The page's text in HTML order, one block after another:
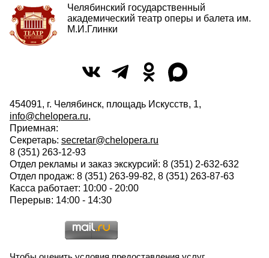
Челябинский государственный
академический театр оперы и балета им.
М.И.Глинки
454091, г. Челябинск, площадь Искусств, 1,
info@chelopera.ru,
Приемная:
Секретарь: secretar@chelopera.ru
8 (351) 263-12-93
Отдел рекламы и заказ экскурсий: 8 (351) 2-632-632
Отдел продаж: 8 (351) 263-99-82, 8 (351) 263-87-63
Касса работает: 10:00 - 20:00
Перерыв: 14:00 - 14:30